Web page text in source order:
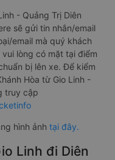
- Quảng Trị Diên
sẽ gửi tin nhắn/email
email mà quý khách
lòng có mặt tại điểm
bị lên xe. Để kiểm
Hòa từ Gio Linh -
truy cập
hình ảnh tại đây.
Linh đi Diên